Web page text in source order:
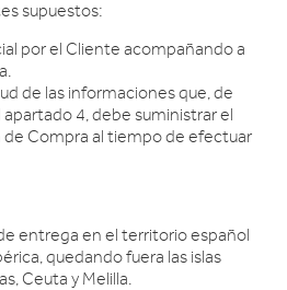
supuestos:
por el Cliente acompañando a
de las informaciones que, de
4, debe suministrar el
de Compra al tiempo de efectuar
entrega en el territorio español
quedando fuera las islas
Ceuta y Melilla.